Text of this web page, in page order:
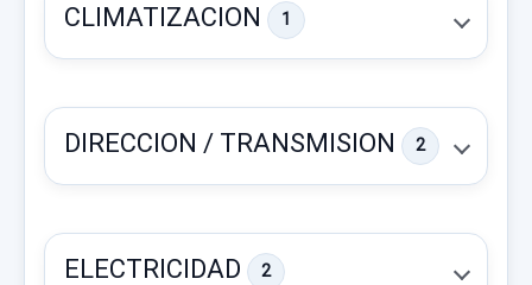
CLIMATIZACION 1
DIRECCION / TRANSMISION 2
ELECTRICIDAD 2